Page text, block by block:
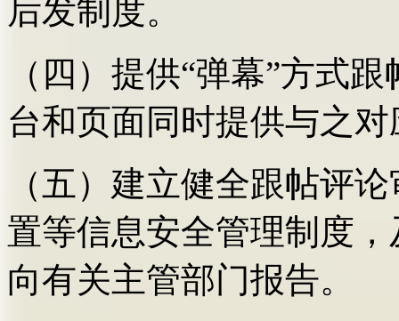
后发制度。
（四）提供“弹幕”方式
台和页面同时提供与之
（五）建立健全跟帖评
置等信息安全管理制度
向有关主管部门报告。